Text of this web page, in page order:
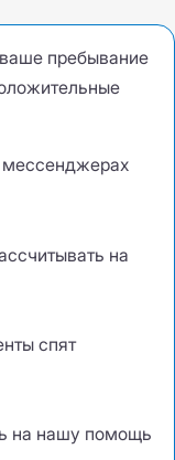
пребывание
на
спят
на нашу помощь